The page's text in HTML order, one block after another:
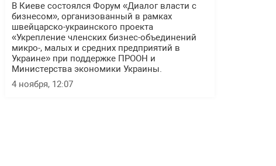
В Киеве состоялся Форум «Диалог власти с
бизнесом», организованный в рамках
швейцарско-украинского проекта
«Укрепление членских бизнес-объединений
микро-, малых и средних предприятий в
Украине» при поддержке ПРООН и
Министерства экономики Украины.
4 ноября, 12:07